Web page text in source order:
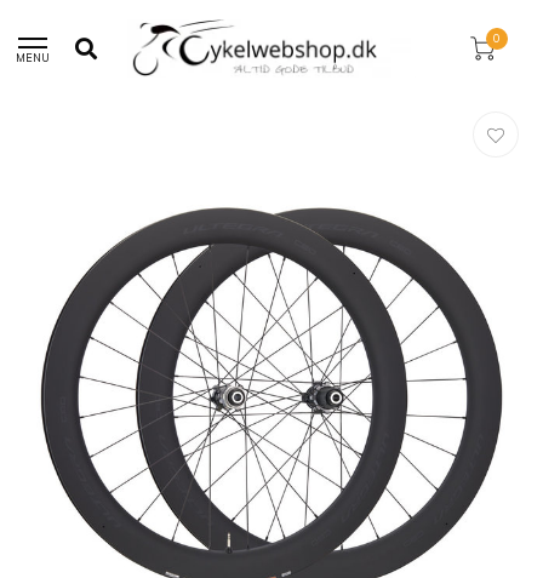
MENU
0
Fri fragt over 750,-
Shimano Ultegra R8170 C60 Disc Racer Hjulsæt